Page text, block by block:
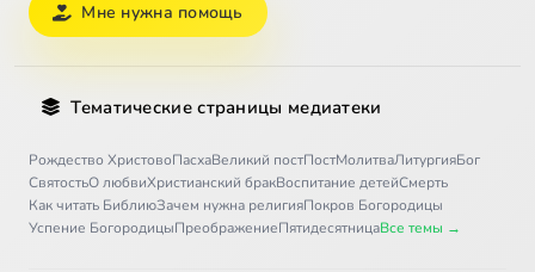
Мне нужна помощь
Тематические страницы медиатеки
Рождество ХристовоПасхаВеликий постПостМолитваЛитургияБог
СвятостьО любвиХристианский бракВоспитание детейСмерть
Как читать БиблиюЗачем нужна религияПокров Богородицы
Успение БогородицыПреображениеПятидесятницаВсе темы →